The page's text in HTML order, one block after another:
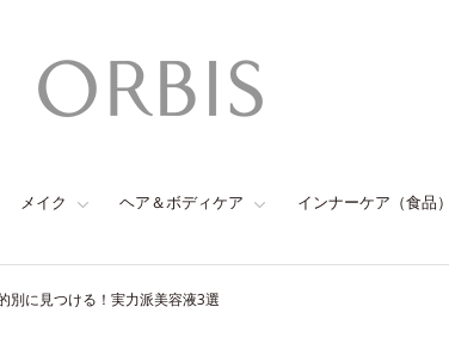
メイク ヘア＆ボディケア インナーケア（食品）
別に見つける！実力派美容液3選